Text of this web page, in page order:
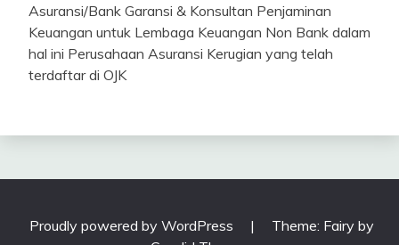
Asuransi/Bank Garansi & Konsultan Penjaminan
Keuangan untuk Lembaga Keuangan Non Bank dalam
hal ini Perusahaan Asuransi Kerugian yang telah
terdaftar di OJK
Proudly powered by WordPress |
Theme: Fairy by